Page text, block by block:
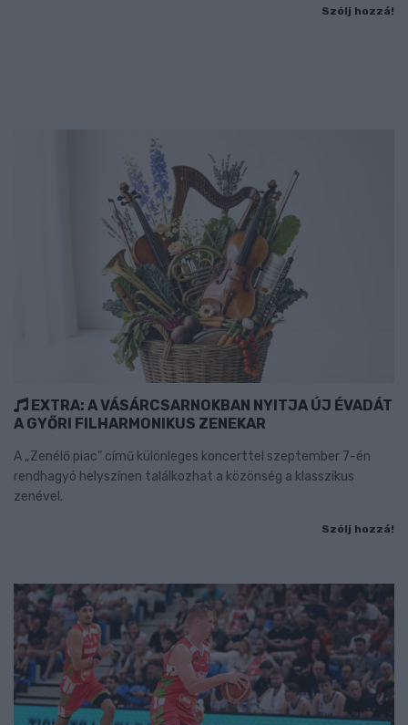
Szólj hozzá!
EXTRA: A VÁSÁRCSARNOKBAN NYITJA ÚJ ÉVADÁT
A GYŐRI FILHARMONIKUS ZENEKAR
A „Zenélő piac” című különleges koncerttel szeptember 7-én
rendhagyó helyszínen találkozhat a közönség a klasszikus
zenével.
Szólj hozzá!